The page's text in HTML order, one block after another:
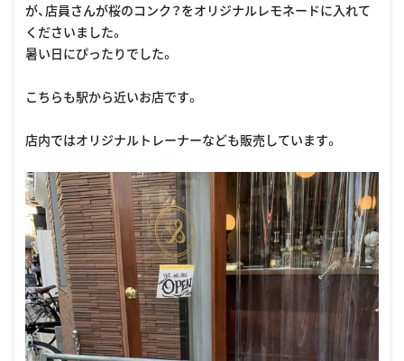
が、店員さんが桜のコンク？をオリジナルレモネードに入れて
くださいました。
暑い日にぴったりでした。
こちらも駅から近いお店です。
店内ではオリジナルトレーナーなども販売しています。